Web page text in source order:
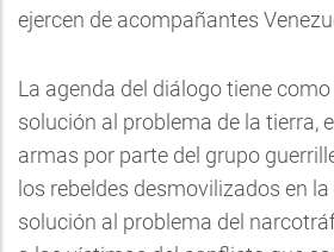
ejercen de acompañantes
La agenda del diálogo tiene
solución al problema de la tierra,
armas por parte del grupo
los rebeldes desmovilizados en
solución al problema del